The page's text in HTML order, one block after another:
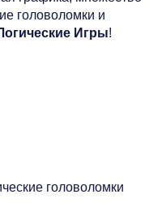
головоломки и
Игры!
головоломки